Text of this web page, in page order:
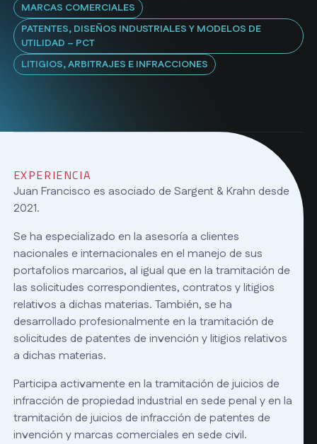
MARCAS COMERCIALES
PATENTES, DISEÑOS INDUSTRIALES Y MODELOS DE
UTILIDAD – PCT
LITIGIOS, ARBITRAJES E INFRACCIONES
EXPERIENCIA
Juan Francisco es asociado de Sargent & Krahn desde
2021.
Se ha especializado en la asesoría a clientes
nacionales e internacionales en el manejo de sus
portafolios marcarios, al igual que en la tramitación de
las solicitudes correspondientes, contratos y litigios
relativos a dichas materias. También, se ha
desarrollado profesionalmente en la tramitación de
solicitudes de patentes de invención y litigios relativos
a dichas materias.
Participa activamente en la tramitación de juicios de
infracción de propiedad industrial en sede penal y en la
tramitación de juicios de infracción de patentes de
invención y marcas comerciales en sede civil.